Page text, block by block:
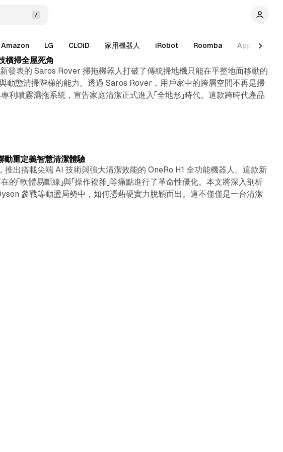
Amazon LG CLOiD 家用機器人 iRobot Roomba Apple 家庭
橫掃全屋死角
表的 Saros Rover 掃拖機器人打破了傳統掃地機只能在平整地面移動的
動態清掃階梯的能力。透過 Saros Rover，用戶家中的跨層空間不再是掃
噴霧濕拖系統，宣告家庭清潔正式進入「全地形」時代。這款跨時代產品
動重定義智慧清潔體驗
出搭載尖端 AI 技術與強大清潔效能的 OneRo H1 全功能機器人。這款新
軟體易斷線」與「操作複雜」等痛點進行了革命性優化。本文將深入剖析
參戰等動盪局勢中，如何憑藉硬實力脫穎而出。這不僅僅是一台清潔